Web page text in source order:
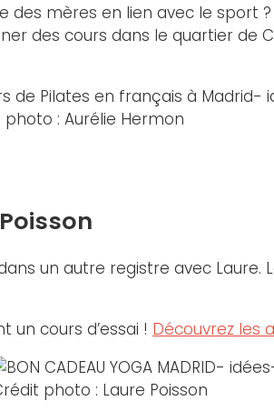
des mères en lien avec le sport
des cours dans le quartier
photo : Aurélie Hermon
un autre registre avec
cours d’essai ! Découvrez les
photo : Laure Poisson